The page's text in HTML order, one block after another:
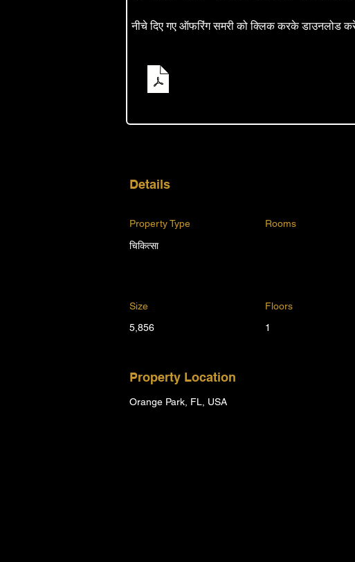
नीचे दिए गए ऑफरिंग समरी को क्लिक करके डाउनलोड
Details
Property Type Rooms
चिकित्सा
Size Floors
5,856
1
Property Location
Orange Park, FL, USA